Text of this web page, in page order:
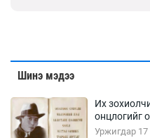
Шинэ мэдээ
Их
онцлогийг
Уржигдар